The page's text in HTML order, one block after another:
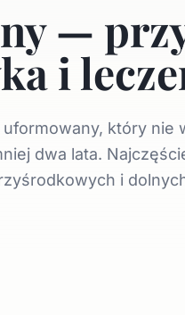
—
i
który nie
dwa lata.
i